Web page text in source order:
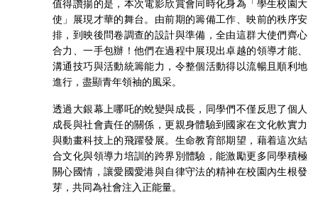
值得讚揚的是，本次電影欣賞會同時化身為「學生校園大
使」展現才華的舞台。由前期的籌備工作、映前的秩序安
排，到映後問卷調查的設計與準備，全由這群大使們齊心
合力、一手包辦！他們在過程中展現出卓越的領導才能、
溝通技巧與活動統籌能力，令整個活動得以流暢且順利地
進行，盡顯青年領袖的風采。
透過大銀幕上哪吒的蛻變與成長，同學們不僅反思了個人
成長與社會責任的關係，更親身體驗到國家在文化軟實力
與動畫科技上的飛躍發展。生命教育部期望，藉着這次結
合文化與領導力培訓的跨界別體驗，能激勵更多同學積極
關心國情，讓愛國愛港與自律守法的精神在校園內生根發
芽，共同為社會注入正能量。